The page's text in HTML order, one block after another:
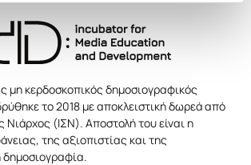
μη κερδοσκοπικός δημοσιογραφικός
το 2018 με αποκλειστική δωρεά από
Νιάρχος (ΙΣΝ). Αποστολή του είναι η
της αξιοπιστίας και της